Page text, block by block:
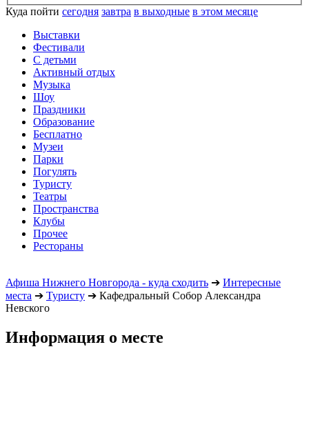
Куда пойти сегодня завтра в выходные в этом месяце
Выставки
Фестивали
С детьми
Активный отдых
Музыка
Шоу
Праздники
Образование
Бесплатно
Музеи
Парки
Погулять
Туристу
Театры
Пространства
Клубы
Прочее
Рестораны
Афиша Нижнего Новгорода - куда сходить ➔ Интересные
места ➔ Туристу ➔ Кафедральный Собор Александра
Невского
Информация о месте